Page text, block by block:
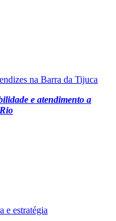
na Barra da Tijuca
e atendimento a
e estratégia